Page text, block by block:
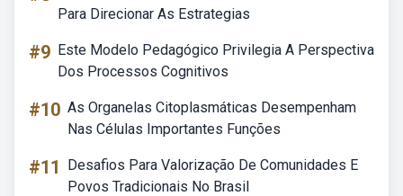
Para Direcionar As Estrategias
#9 Este Modelo Pedagógico Privilegia A Perspectiva
Dos Processos Cognitivos
#10 As Organelas Citoplasmáticas Desempenham
Nas Células Importantes Funções
#11
Desafios Para Valorização De Comunidades E
Povos Tradicionais No Brasil